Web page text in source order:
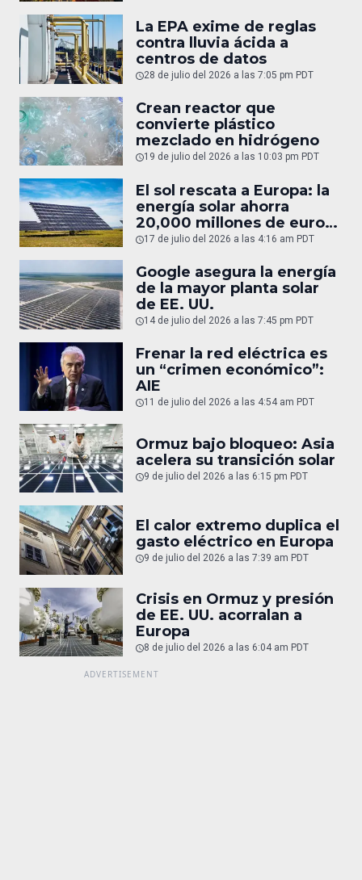
La EPA exime de reglas
contra lluvia ácida a
centros de datos
28 de julio del 2026 a las 7:05 pm PDT
Crean reactor que
convierte plástico
mezclado en hidrógeno
19 de julio del 2026 a las 10:03 pm PDT
El sol rescata a Europa: la
energía solar ahorra
20,000 millones de euros
en gas
17 de julio del 2026 a las 4:16 am PDT
Google asegura la energía
de la mayor planta solar
de EE. UU.
14 de julio del 2026 a las 7:45 pm PDT
Frenar la red eléctrica es
un “crimen económico”:
AIE
11 de julio del 2026 a las 4:54 am PDT
Ormuz bajo bloqueo: Asia
acelera su transición solar
9 de julio del 2026 a las 6:15 pm PDT
El calor extremo duplica el
gasto eléctrico en Europa
9 de julio del 2026 a las 7:39 am PDT
Crisis en Ormuz y presión
de EE. UU. acorralan a
Europa
8 de julio del 2026 a las 6:04 am PDT